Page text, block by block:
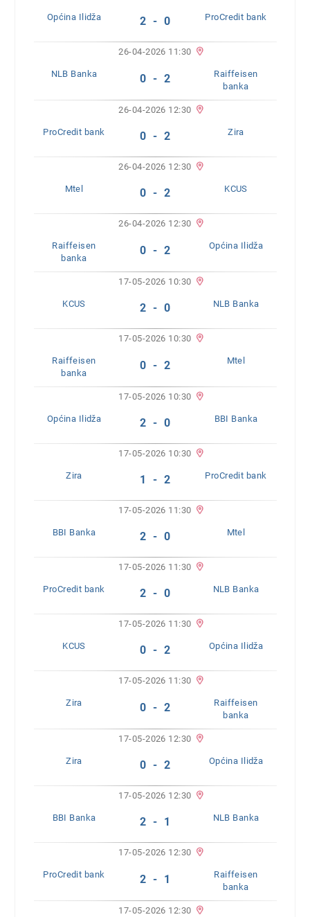
Općina Ilidža 2 - 0 ProCredit bank
26-04-2026 11:30
NLB Banka 0 - 2
Raiffeisen
banka
26-04-2026 12:30
ProCredit bank 0 - 2 Zira
26-04-2026 12:30
Mtel 0 - 2 KCUS
26-04-2026 12:30
Raiffeisen
banka
0 - 2 Općina Ilidža
17-05-2026 10:30
KCUS 2 - 0 NLB Banka
17-05-2026 10:30
Raiffeisen
banka
0 - 2 Mtel
17-05-2026 10:30
Općina Ilidža 2 - 0 BBI Banka
17-05-2026 10:30
Zira 1 - 2 ProCredit bank
17-05-2026 11:30
BBI Banka 2 - 0 Mtel
17-05-2026 11:30
ProCredit bank 2 - 0 NLB Banka
17-05-2026 11:30
KCUS 0 - 2 Općina Ilidža
17-05-2026 11:30
Zira 0 - 2
Raiffeisen
banka
17-05-2026 12:30
Zira 0 - 2 Općina Ilidža
17-05-2026 12:30
BBI Banka 2 - 1 NLB Banka
17-05-2026 12:30
ProCredit bank 2 - 1
Raiffeisen
banka
17-05-2026 12:30